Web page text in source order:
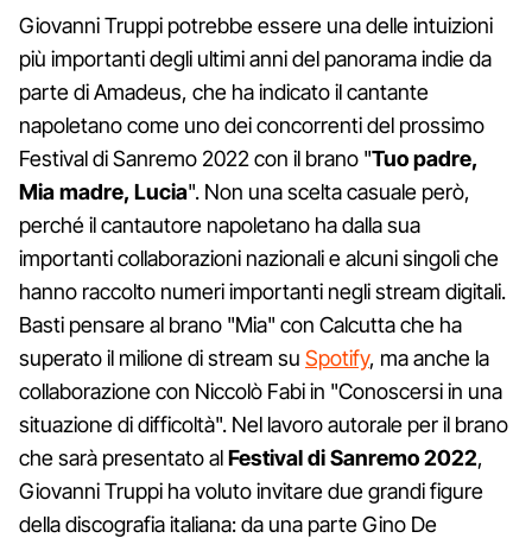
Giovanni Truppi potrebbe essere una delle intuizioni
più importanti degli ultimi anni del panorama indie da
parte di Amadeus, che ha indicato il cantante
napoletano come uno dei concorrenti del prossimo
Festival di Sanremo 2022 con il brano "Tuo padre,
Mia madre, Lucia". Non una scelta casuale però,
perché il cantautore napoletano ha dalla sua
importanti collaborazioni nazionali e alcuni singoli che
hanno raccolto numeri importanti negli stream digitali.
Basti pensare al brano "Mia" con Calcutta che ha
superato il milione di stream su Spotify, ma anche la
collaborazione con Niccolò Fabi in "Conoscersi in una
situazione di difficoltà". Nel lavoro autorale per il brano
che sarà presentato alFestival di Sanremo 2022,
Giovanni Truppi ha voluto invitare due grandi figure
della discografia italiana: da una parte Gino De